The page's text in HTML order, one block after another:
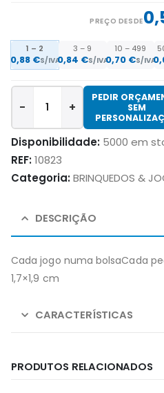
PREÇO DESDE
1 – 2
0,88 €S/IVA
3 – 9
0,84 €S/IVA
10 – 499
0,70 €S/IVA
- +
PEDIR
SEM
Disponibilidade: 5000 em
REF:10823
Categoria:BRINQUEDOS &
DESCRIÇÃO
Cada jogo numa bolsaCada
1,7×1,9 cm
CARACTERÍSTICAS
PRODUTOS RELACIONADOS